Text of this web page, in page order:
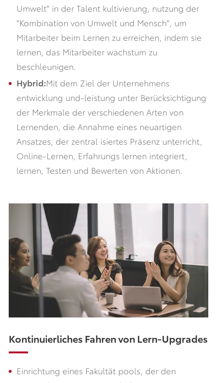
Umwelt" in der Talent kultivierung, nutzung der
"Kombination von Umwelt und Mensch", um
Mitarbeiter beim Lernen zu erreichen, indem sie
lernen, das Mitarbeiter wachstum zu
beschleunigen.
Hybrid:Mit dem Ziel der Unternehmens
entwicklung und-leistung unter Berücksichtigung
der Merkmale der verschiedenen Arten von
Lernenden, die Annahme eines neuartigen
Ansatzes, der zentral isiertes Präsenz unterricht,
Online-Lernen, Erfahrungs lernen integriert,
lernen, Testen und Bewerten von Aktionen.
Kontinuierliches Fahren von Lern-Upgrades
Einrichtung eines Fakultät pools, der den